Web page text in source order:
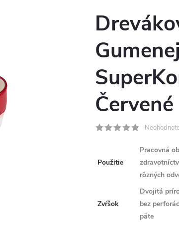
Červené
Použitie
Pracovná
rôzných
Zvŕšok
Dvojitá
bez
päte